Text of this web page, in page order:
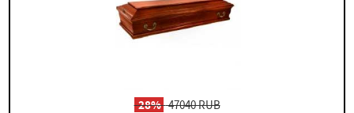
-28%47040 RUB